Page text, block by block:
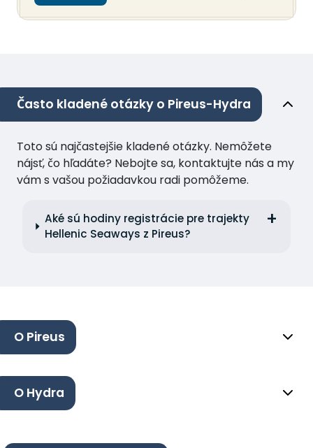
Často kladené otázky o Pireus-Hydra
Toto sú najčastejšie kladené otázky. Nemôžete
nájsť, čo hľadáte? Nebojte sa, kontaktujte nás a my
vám s vašou požiadavkou radi pomôžeme.
Aké sú hodiny registrácie pre trajekty
Hellenic Seaways z Pireus?
O Pireus
O Hydra